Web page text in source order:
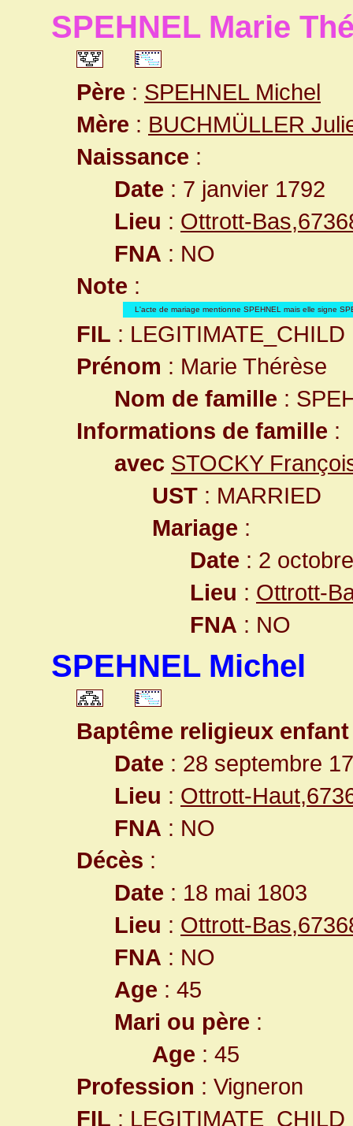
SPEHNEL Marie
Père : SPEHNEL Michel
Mère : BUCHMÜLLER
Naissance :
Date : 7 janvier 1792
Lieu : Ottrott-
FNA : NO
Note :
L'acte de mariage mentionne SPEHNEL mais elle signe
FIL : LEGITIMATE_CHILD
Prénom : Marie Thérèse
Nom de famille :
Informations de famille :
avec STOCKY
UST : MARRIED
Mariage :
Date : 2
Lieu : Ottrott-
FNA : NO
SPEHNEL Michel
Baptême religieux enfant
Date : 28 septembre
Lieu : Ottrott-
FNA : NO
Décès :
Date : 18 mai 1803
Lieu : Ottrott-
FNA : NO
Age : 45
Mari ou père :
Age : 45
Profession : Vigneron
FIL : LEGITIMATE_CHILD